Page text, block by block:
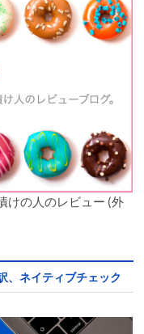
けの人のレビュー (外
、ネイティブチェック